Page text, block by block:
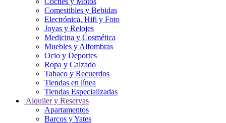
Comestibles y Bebidas
Electrónica, Hifi y Foto
Joyas y Relojes
Medicina y Cosmética
Muebles y Alfombras
Ocio y Deportes
Ropa y Calzado
Tabaco y Recuerdos
Tiendas en línea
Tiendas Especializadas
Alquiler y Reservas
Apartamentos
Barcos y Yates